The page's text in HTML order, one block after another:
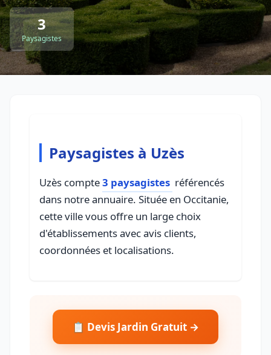
3
Paysagistes
Paysagistes à Uzès
Uzès compte3 paysagistes référencés
dans notre annuaire. Située en Occitanie,
cette ville vous offre un large choix
d'établissements avec avis clients,
coordonnées et localisations.
📋 Devis Jardin Gratuit →